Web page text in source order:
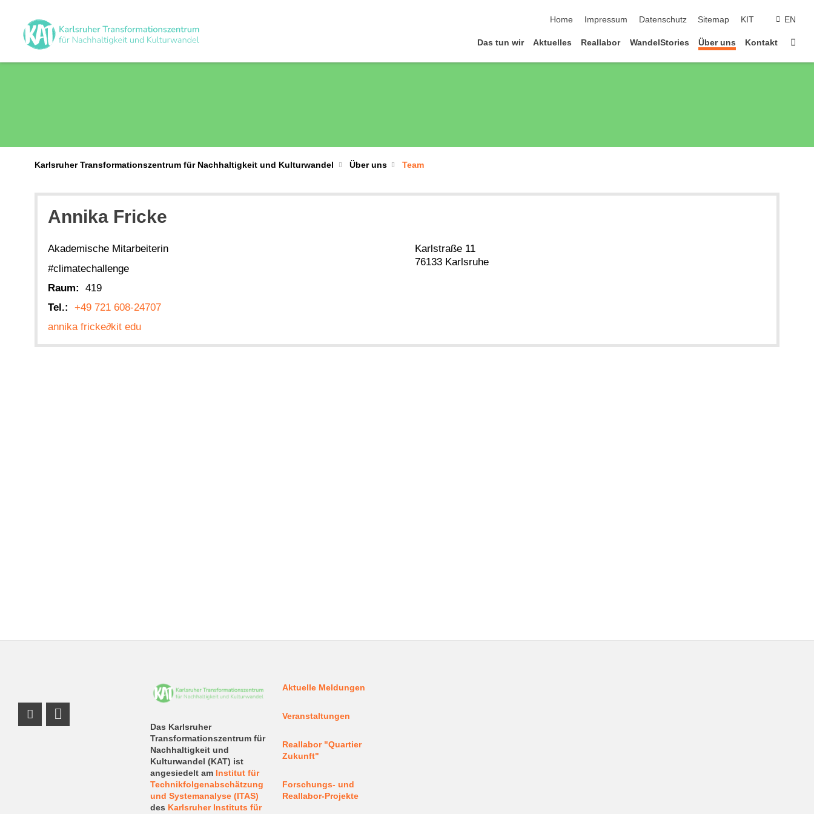
Home
Impressum Datenschutz Sitemap KIT EN
Das tun wir Aktuelles Reallabor WandelStories Über uns Kontakt
Karlsruher Transformationszentrum für Nachhaltigkeit und Kulturwandel Über uns Team
Annika Fricke
Akademische Mitarbeiterin
#climatechallenge
Raum:
419
Tel.:
+49 721 608-24707
annika fricke∂kit edu
Karlstraße 11
76133 Karlsruhe
Das Karlsruher
Transformationszentrum für
Nachhaltigkeit und
Kulturwandel (KAT) ist
angesiedelt am Institut für
Technikfolgenabschätzung
und Systemanalyse (ITAS)
des Karlsruher Instituts für
Aktuelle Meldungen
Veranstaltungen
Reallabor "Quartier
Zukunft"
Forschungs- und
Reallabor-Projekte
Instagram Profil
LinkedIn Profil